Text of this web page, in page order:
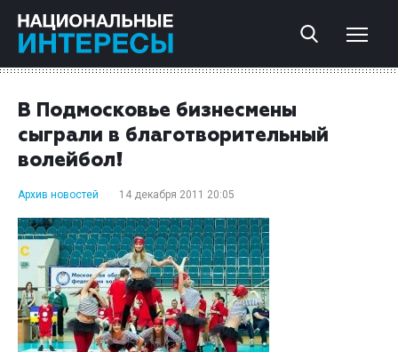
В Подмосковье бизнесмены
сыграли в благотворительный
волейбол!
Архив новостей 14 декабря 2011 20:05